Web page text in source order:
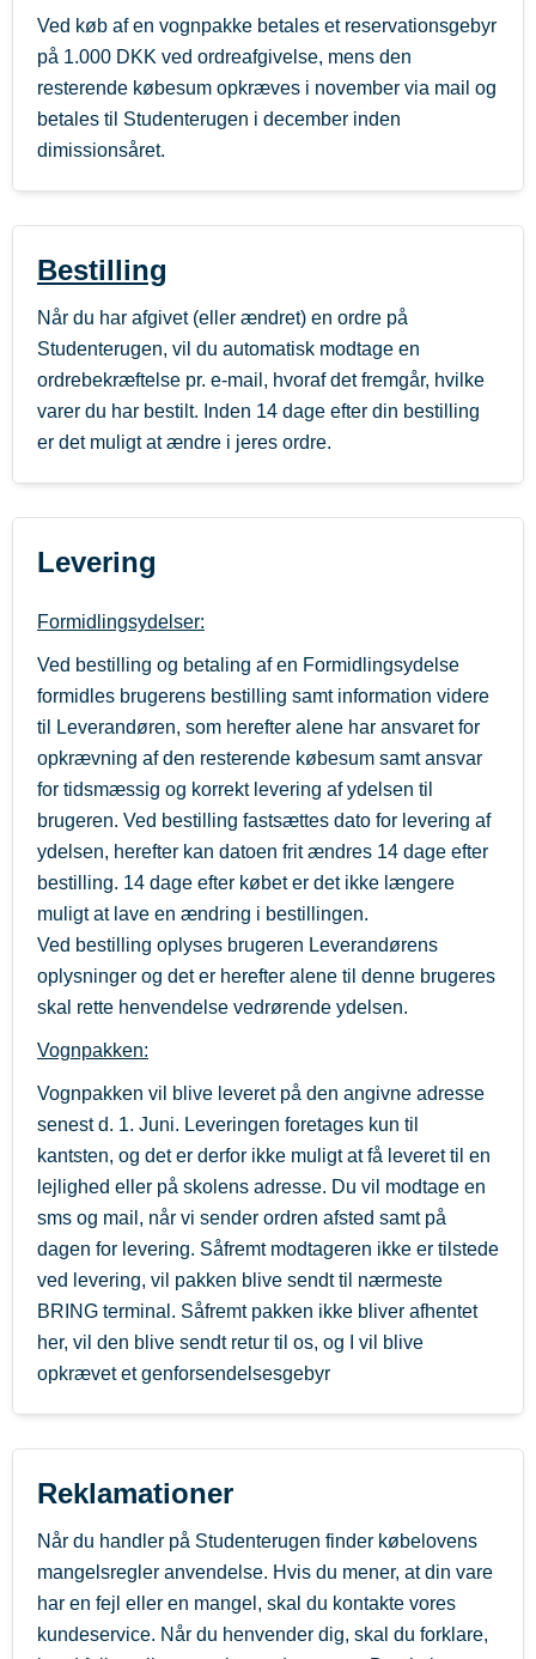
Ved køb af en vognpakke betales et reservationsgebyr
på 1.000 DKK ved ordreafgivelse, mens den
resterende købesum opkræves i november via mail og
betales til Studenterugen i december inden
dimissionsåret.
Bestilling
Når du har afgivet (eller ændret) en ordre på
Studenterugen, vil du automatisk modtage en
ordrebekræftelse pr. e-mail, hvoraf det fremgår, hvilke
varer du har bestilt. Inden 14 dage efter din bestilling
er det muligt at ændre i jeres ordre.
Levering
Formidlingsydelser:
Ved bestilling og betaling af en Formidlingsydelse
formidles brugerens bestilling samt information videre
til Leverandøren, som herefter alene har ansvaret for
opkrævning af den resterende købesum samt ansvar
for tidsmæssig og korrekt levering af ydelsen til
brugeren. Ved bestilling fastsættes dato for levering af
ydelsen, herefter kan datoen frit ændres 14 dage efter
bestilling. 14 dage efter købet er det ikke længere
muligt at lave en ændring i bestillingen.
Ved bestilling oplyses brugeren Leverandørens
oplysninger og det er herefter alene til denne brugeres
skal rette henvendelse vedrørende ydelsen.
Vognpakken:
Vognpakken vil blive leveret på den angivne adresse
senest d. 1. Juni. Leveringen foretages kun til
kantsten, og det er derfor ikke muligt at få leveret til en
lejlighed eller på skolens adresse. Du vil modtage en
sms og mail, når vi sender ordren afsted samt på
dagen for levering. Såfremt modtageren ikke er tilstede
ved levering, vil pakken blive sendt til nærmeste
BRING terminal. Såfremt pakken ikke bliver afhentet
her, vil den blive sendt retur til os, og I vil blive
opkrævet et genforsendelsesgebyr
Reklamationer
Når du handler på Studenterugen finder købelovens
mangelsregler anvendelse. Hvis du mener, at din vare
har en fejl eller en mangel, skal du kontakte vores
kundeservice. Når du henvender dig, skal du forklare,